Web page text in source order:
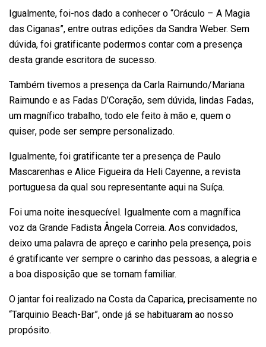
Igualmente, foi-nos dado a conhecer o “Oráculo – A Magia
das Ciganas”, entre outras edições da Sandra Weber. Sem
dúvida, foi gratificante podermos contar com a presença
desta grande escritora de sucesso.
Também tivemos a presença da Carla Raimundo/Mariana
Raimundo e as Fadas D’Coração, sem dúvida, lindas Fadas,
um magnífico trabalho, todo ele feito à mão e, quem o
quiser, pode ser sempre personalizado.
Igualmente, foi gratificante ter a presença de Paulo
Mascarenhas e Alice Figueira da Heli Cayenne, a revista
portuguesa da qual sou representante aqui na Suíça.
Foi uma noite inesquecível. Igualmente com a magnífica
voz da Grande Fadista Ângela Correia. Aos convidados,
deixo uma palavra de apreço e carinho pela presença, pois
é gratificante ver sempre o carinho das pessoas, a alegria e
a boa disposição que se tornam familiar.
O jantar foi realizado na Costa da Caparica, precisamente no
“Tarquinio Beach-Bar”, onde já se habituaram ao nosso
propósito.